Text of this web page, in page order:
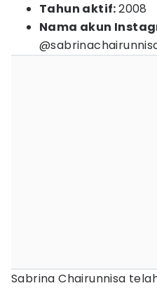
Tahun aktif:2008
Nama akun
Sabrina Chairunnisa